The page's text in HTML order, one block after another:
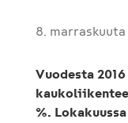
8. marraskuuta
Vuodesta
%.